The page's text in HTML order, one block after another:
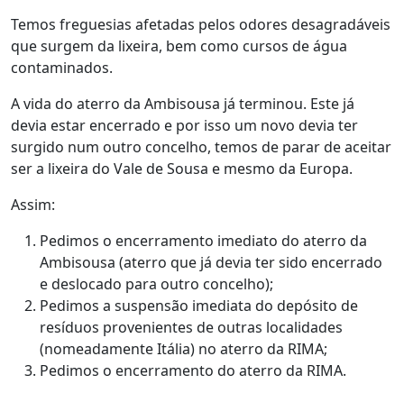
Temos freguesias afetadas pelos odores desagradáveis
que surgem da lixeira, bem como cursos de água
contaminados.
A vida do aterro da Ambisousa já terminou. Este já
devia estar encerrado e por isso um novo devia ter
surgido num outro concelho, temos de parar de aceitar
ser a lixeira do Vale de Sousa e mesmo da Europa.
Assim:
Pedimos o encerramento imediato do aterro da
Ambisousa (aterro que já devia ter sido encerrado
e deslocado para outro concelho);
Pedimos a suspensão imediata do depósito de
resíduos provenientes de outras localidades
(nomeadamente Itália) no aterro da RIMA;
Pedimos o encerramento do aterro da RIMA.